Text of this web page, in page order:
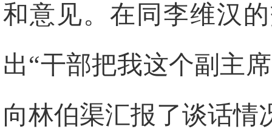
和意见。在同李维汉
出“干部把我这个副主
向林伯渠汇报了谈话情